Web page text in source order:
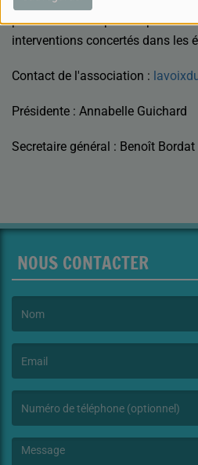
partenaire du dispositif "pHARe"
interventions concertés dans les
Contact de l'association :
Présidente : Annabelle Guichard
Secretaire général : Benoît Bordat
NOUS CONTACTER